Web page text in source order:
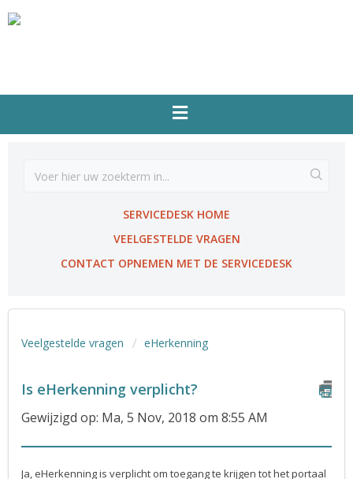
SERVICEDESK HOME
VEELGESTELDE VRAGEN
CONTACT OPNEMEN MET DE SERVICEDESK
Veelgestelde vragen eHerkenning
Is eHerkenning verplicht?
Gewijzigd op: Ma, 5 Nov, 2018 om 8:55 AM
Ja, eHerkenning is verplicht om toegang te krijgen tot het portaal